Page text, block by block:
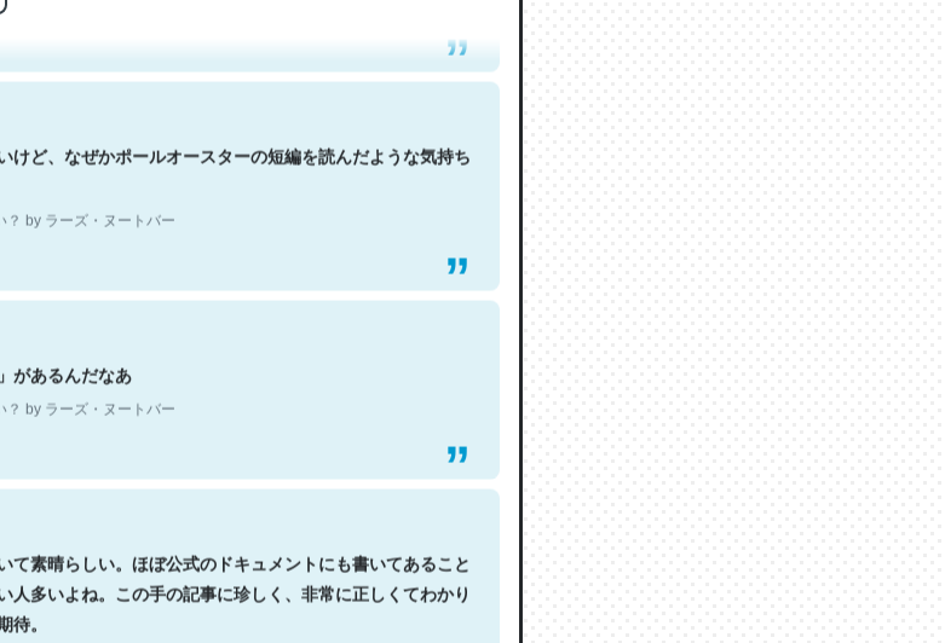
けど、なぜかポールオースターの短編を読んだような気持ち
by ラーズ・ヌートバー
があるんだなあ
by ラーズ・ヌートバー
て素晴らしい。ほぼ公式のドキュメントにも書いてあること
人多いよね。この手の記事に珍しく、非常に正しくてわかり
待。
察（１） - conceptualization